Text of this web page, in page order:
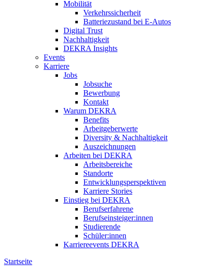
Mobilität
Verkehrssicherheit
Batteriezustand bei E-Autos
Digital Trust
Nachhaltigkeit
DEKRA Insights
Events
Karriere
Jobs
Jobsuche
Bewerbung
Kontakt
Warum DEKRA
Benefits
Arbeitgeberwerte
Diversity & Nachhaltigkeit
Auszeichnungen
Arbeiten bei DEKRA
Arbeitsbereiche
Standorte
Entwicklungsperspektiven
Karriere Stories
Einstieg bei DEKRA
Berufserfahrene
Berufseinsteiger:innen
Studierende
Schüler:innen
Karriereevents DEKRA
Startseite